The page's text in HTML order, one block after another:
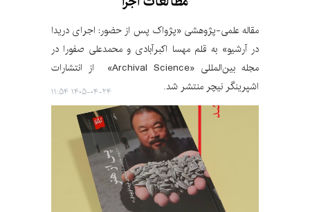
مقاله علمی-پژوهشی «پژواک پس از حضور: اجرای دریدا
در آرشیو» به قلم مهسا اکبرآبادی و محمدعلی صفورا در
مجله بین‌المللی «Archival Science» از انتشارات
اشپرینگر نیچر منتشر شد.
۱۴۰۵-۰۴-۲۴ ۱۱:۵۴